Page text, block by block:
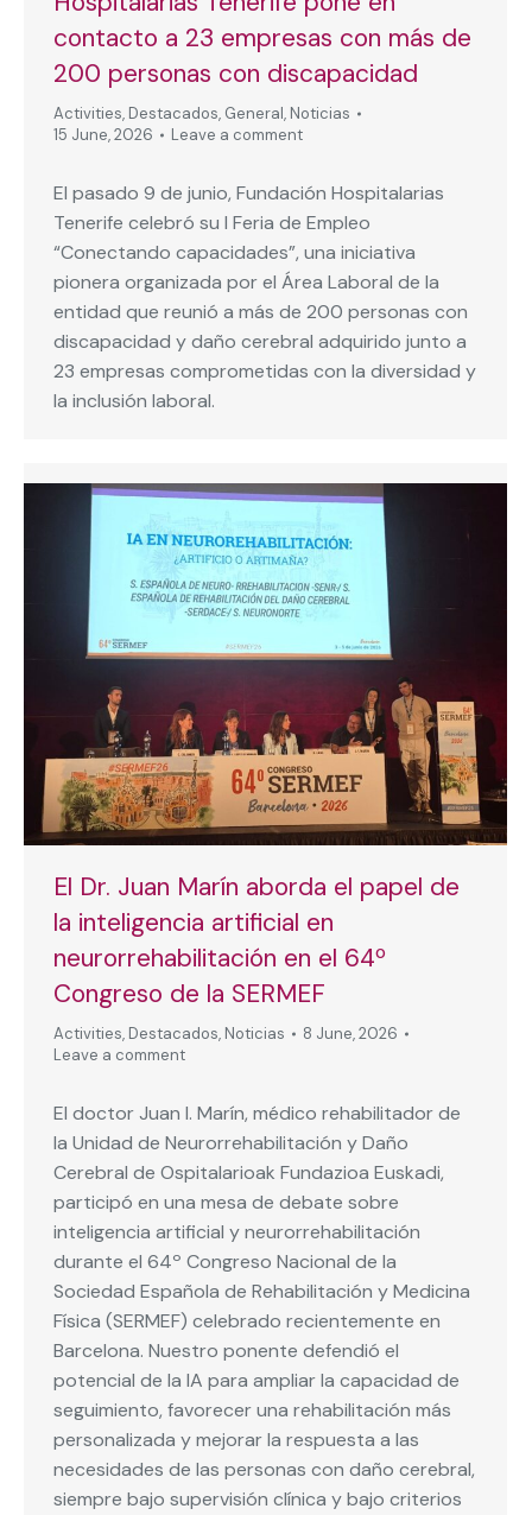
contacto a 23 empresas con más de
200 personas con discapacidad
Activities, Destacados, General, Noticias
15 June, 2026
Leave a comment
El pasado 9 de junio, Fundación Hospitalarias
Tenerife celebró su I Feria de Empleo
“Conectando capacidades”, una iniciativa
pionera organizada por el Área Laboral de la
entidad que reunió a más de 200 personas con
discapacidad y daño cerebral adquirido junto a
23 empresas comprometidas con la diversidad y
la inclusión laboral.
El Dr. Juan Marín aborda el papel de
la inteligencia artificial en
neurorrehabilitación en el 64º
Congreso de la SERMEF
Activities, Destacados, Noticias
8 June, 2026
Leave a comment
El doctor Juan I. Marín, médico rehabilitador de
la Unidad de Neurorrehabilitación y Daño
Cerebral de Ospitalarioak Fundazioa Euskadi,
participó en una mesa de debate sobre
inteligencia artificial y neurorrehabilitación
durante el 64º Congreso Nacional de la
Sociedad Española de Rehabilitación y Medicina
Física (SERMEF) celebrado recientemente en
Barcelona. Nuestro ponente defendió el
potencial de la IA para ampliar la capacidad de
seguimiento, favorecer una rehabilitación más
personalizada y mejorar la respuesta a las
necesidades de las personas con daño cerebral,
siempre bajo supervisión clínica y bajo criterios